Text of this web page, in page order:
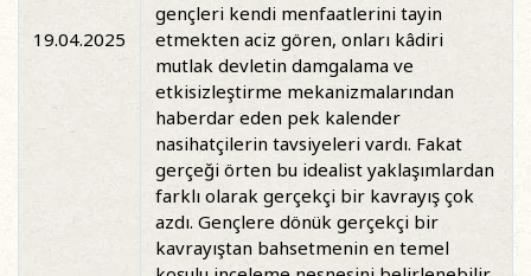
19.04.2025
gençleri kendi menfaatlerini tayin
etmekten aciz gören, onları kâdiri
mutlak devletin damgalama ve
etkisizleştirme mekanizmalarından
haberdar eden pek kalender
nasihatçilerin tavsiyeleri vardı. Fakat
gerçeği örten bu idealist yaklaşımlardan
farklı olarak gerçekçi bir kavrayış çok
azdı. Gençlere dönük gerçekçi bir
kavrayıştan bahsetmenin en temel